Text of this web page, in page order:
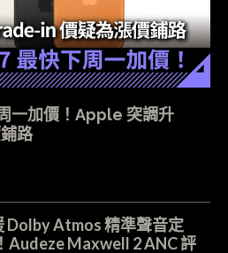
一加價！Apple 突調升
路
Dolby Atmos 精準聲音定
Maxwell 2 ANC 評